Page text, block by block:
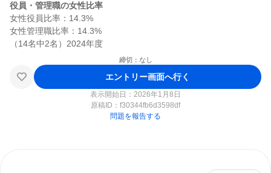
役員・管理職の女性比率
女性役員比率：14.3%
女性管理職比率：14.3%
締切：なし
エントリー画面へ行く
表示開始日：2026年1月8日
原稿ID： f30344fb6d3598df
問題を報告する